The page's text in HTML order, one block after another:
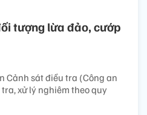
tượng lừa đảo, cướp
Cảnh sát điều tra (Công an
xử lý nghiêm theo quy